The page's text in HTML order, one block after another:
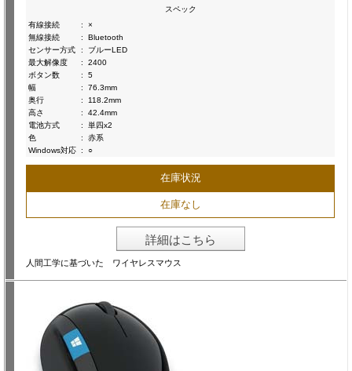
スペック
有線接続
:
×
無線接続
:
Bluetooth
センサー方式
:
ブルーLED
最大解像度
:
2400
ボタン数
:
5
幅
:
76.3mm
奥行
:
118.2mm
高さ
:
42.4mm
電池方式
:
単四x2
色
:
赤系
Windows対応 : ○
在庫状況
在庫なし
詳細はこちら
人間工学に基づいた ワイヤレスマウス